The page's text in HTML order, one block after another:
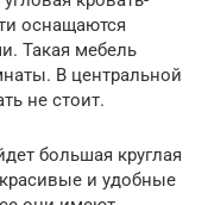
оснащаются
Такая мебель
В центральной
не стоит.
большая круглая
и удобные